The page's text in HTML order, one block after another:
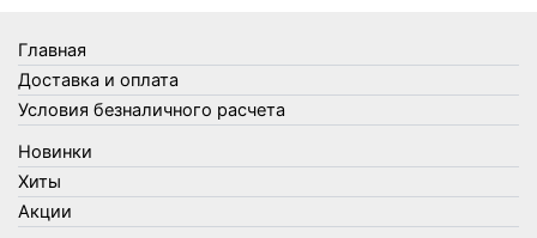
Товары для кухни
Товары для сада и огорода
Товары для туризма и отдыха
Упаковка
Утеплители и прочее
Фонари, лампы и удлинители
Главная
Доставка и оплата
Условия безналичного расчета
Новинки
Хиты
Акции